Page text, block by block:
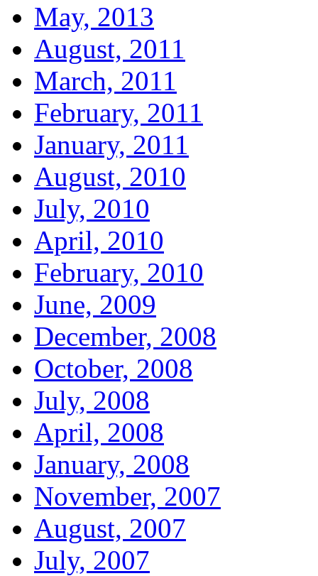
May, 2013
August, 2011
March, 2011
February, 2011
January, 2011
August, 2010
July, 2010
April, 2010
February, 2010
June, 2009
December, 2008
October, 2008
July, 2008
April, 2008
January, 2008
November, 2007
August, 2007
July, 2007